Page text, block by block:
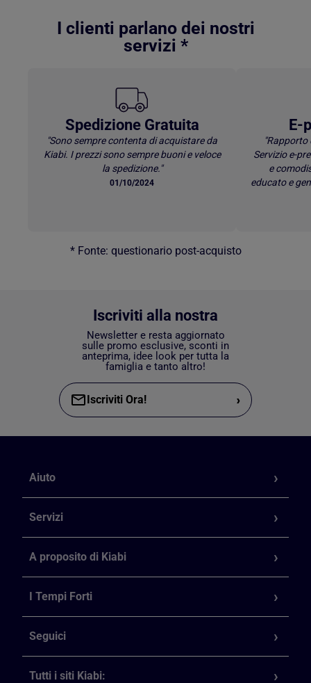
I clienti parlano dei nostri
servizi *
Spedizione Gratuita
"Sono sempre contenta di acquistare da
Kiabi. I prezzi sono sempre buoni e veloce
la spedizione."
01/10/2024
E-
Servizio e-
e
educato e
* Fonte: questionario post-acquisto
Iscriviti alla nostra
Newsletter e resta aggiornato
sulle promo esclusive, sconti in
anteprima, idee look per tutta la
famiglia e tanto altro!
Iscriviti Ora! ›
Aiuto
Servizi
A proposito di Kiabi
I Tempi Forti
Seguici
Tutti i siti Kiabi: